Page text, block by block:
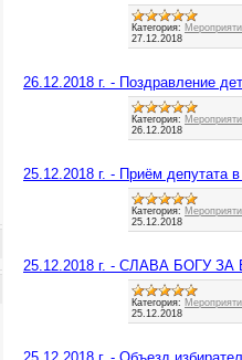
Категория:
27.12.2018
26.12.2018 г. - Поздравление
Категория:
26.12.2018
25.12.2018 г. - Приём депутата
Категория:
25.12.2018
25.12.2018 г. - СЛАВА БОГУ ЗА
Категория:
25.12.2018